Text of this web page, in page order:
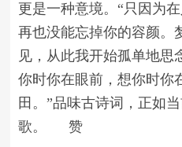
更是一种意境。“只因为
再也没能忘掉你的容颜。
见，从此我开始孤单地思
你时你在眼前，想你时你
田。”品味古诗词，正如
歌。 赞